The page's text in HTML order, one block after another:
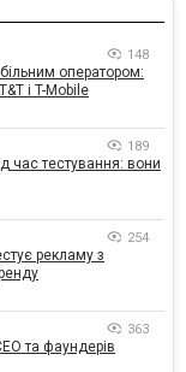
148
оператором:
і T-Mobile
189
час тестування: вони
254
рекламу з
363
та фаундерів